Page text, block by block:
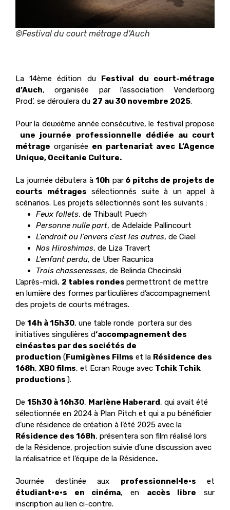
©Festival du court métrage d'Auch
La 14ème édition du Festival du court-métrage
d’Auch, organisée par l’association Venderborg
Prod’, se déroulera du 27 au 30 novembre 2025.
Pour la deuxième année consécutive, le festival propose
une journée professionnelle dédiée au court
métrage organisée en partenariat avec L’Agence
Unique, Occitanie Culture.
La journée débutera à 10h par6 pitchs de projets de
courts métrages sélectionnés suite à un appel à
scénarios. Les projets sélectionnés sont les suivants :
Feux follets, de Thibault Puech
Personne nulle part, de Adelaide Pallincourt
L’endroit ou l’envers c’est les autres, de Ciael
Nos Hiroshimas, de Liza Travert
L’enfant perdu, de Uber Racunica
Trois chasseresses, de Belinda Checinski
L’après-midi, 2 tables rondes permettront de mettre
en lumière des formes particulières d’accompagnement
des projets de courts métrages.
De 14h à 15h30, une table ronde portera sur des
initiatives singulières d‘accompagnement des
cinéastes par des sociétés de
production (Fumigènes Films et la Résidence des
168h, XBO films, et Ecran Rouge avec Tchik Tchik
productions ).
De 15h30 à 16h30, Marlène Haberard , qui avait été
sélectionnée en 2024 à Plan Pitch et qui a pu bénéficier
d’une résidence de création à l’été 2025 avec la
Résidence des 168h, présentera son film réalisé lors
de la Résidence, projection suivie d’une discussion avec
la réalisatrice et l’équipe de la Résidence.
Journée destinée aux professionnel·le·s et
étudiant·e·s en cinéma, en accès libre sur
inscription au lien ci-contre.